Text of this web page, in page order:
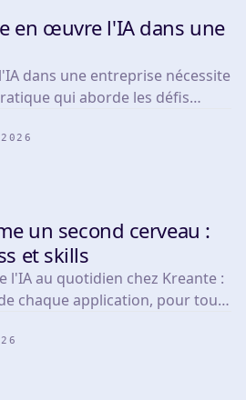
en œuvre l'IA dans une
dans une entreprise nécessite
qui aborde les défis
un second cerveau :
et skills
l'IA au quotidien chez Kreante :
chaque application, pour tous
de l'IA ou non, toute l'équipe
de ces outils.